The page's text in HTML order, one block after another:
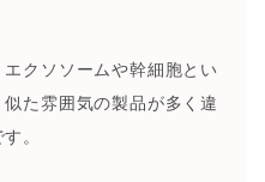
クソソームや幹細胞とい
た雰囲気の製品が多く違
。